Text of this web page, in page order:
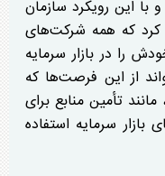
با این رویکرد سازمان
کرد که همه شرکت‌های
را در بازار سرمایه
از این فرصت‌ها که
تأمین منابع برای
سرمایه استفاده